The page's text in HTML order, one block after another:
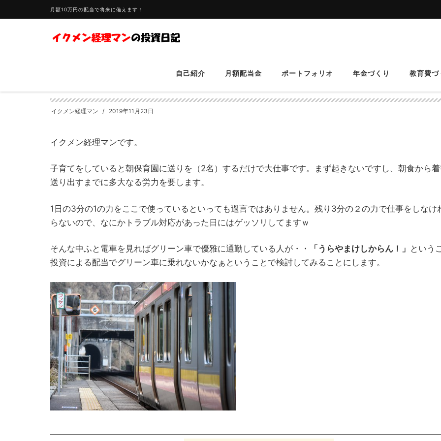
月額10万円の配当で将来に備えます！
自己紹介 月額配当金 ポートフォリオ 年金づくり 教育費づ
HOME 支出 配当でグリーン車通勤【野望】
配当でグリーン車通勤【野望】
イクメン経理マン 2019年11月23日
イクメン経理マンです。
子育てをしていると朝保育園に送りを（2名）するだけで大仕事です。まず起きないですし、朝食から
送り出すまでに多大なる労力を要します。
1日の3分の1の力をここで使っているといっても過言ではありません。残り3分の２の力で仕事をしなけ
らないので、なにかトラブル対応があった日にはゲッソリしてますｗ
そんな中ふと電車を見ればグリーン車で優雅に通勤している人が・・ 「うらやまけしからん！」 という
投資による配当でグリーン車に乗れないかなぁということで検討してみることにします。